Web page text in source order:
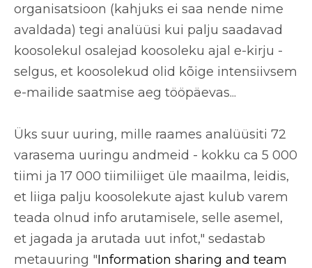
organisatsioon (kahjuks ei saa nende nime
avaldada) tegi analüüsi kui palju saadavad
koosolekul osalejad koosoleku ajal e-kirju -
selgus, et koosolekud olid kõige intensiivsem
e-mailide saatmise aeg tööpäevas...
Üks suur uuring, mille raames analüüsiti 72
varasema uuringu andmeid - kokku ca 5 000
tiimi ja 17 000 tiimiliiget üle maailma, leidis,
et liiga palju koosolekute ajast kulub varem
teada olnud info arutamisele, selle asemel,
et jagada ja arutada uut infot," sedastab
metauuring "Information sharing and team